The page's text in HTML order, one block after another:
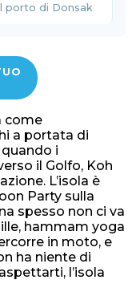
porto di Donsak
come
a portata di
i
il Golfo, Koh
L’isola è
Party sulla
spesso non ci va
hammam yoga
in moto, e
ha niente di
l’isola